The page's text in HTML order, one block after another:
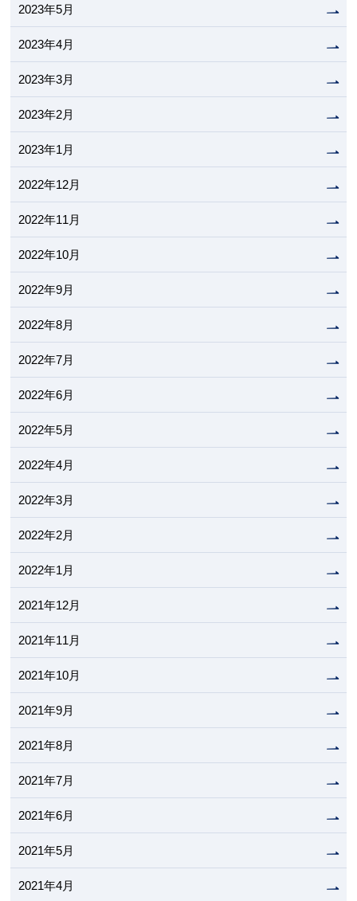
2023年5月
2023年4月
2023年3月
2023年2月
2023年1月
2022年12月
2022年11月
2022年10月
2022年9月
2022年8月
2022年7月
2022年6月
2022年5月
2022年4月
2022年3月
2022年2月
2022年1月
2021年12月
2021年11月
2021年10月
2021年9月
2021年8月
2021年7月
2021年6月
2021年5月
2021年4月